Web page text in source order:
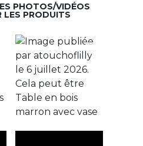
PHOTOS/VIDÉOS
LES PRODUITS